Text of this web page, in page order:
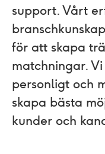
support. Vårt
för att skapa
matchningar.
personligt och
skapa bästa
kunder och